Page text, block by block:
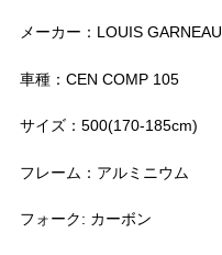
メーカー：LOUIS GARNEAU
車種：CEN COMP 105
サイズ：500(170-185cm)
フレーム：アルミニウム
フォーク: カーボン